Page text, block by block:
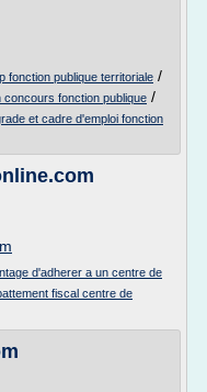
fonction publique territoriale /
concours fonction publique /
et cadre d'emploi fonction
d'adherer a un centre de
fiscal centre de